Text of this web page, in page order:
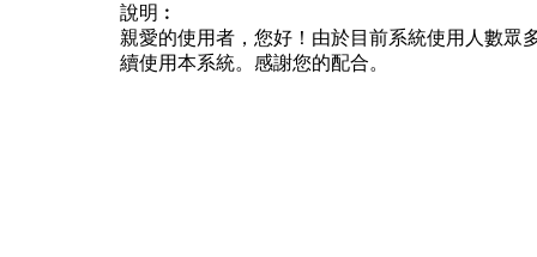
說明︰
親愛的使用者，您好！由於目前系統使用人數眾
續使用本系統。感謝您的配合。